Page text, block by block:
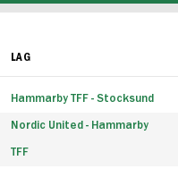
LAG
Hammarby TFF - Stocksund
Nordic United - Hammarby
TFF